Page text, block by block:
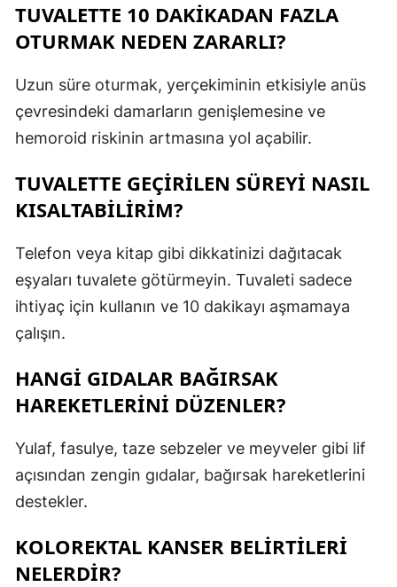
TUVALETTE 10 DAKIKADAN FAZLA
OTURMAK NEDEN ZARARLI?
Uzun süre oturmak, yerçekiminin etkisiyle anüs
çevresindeki damarların genişlemesine ve
hemoroid riskinin artmasına yol açabilir.
TUVALETTE GEÇIRILEN SÜREYI NASIL
KISALTABILIRIM?
Telefon veya kitap gibi dikkatinizi dağıtacak
eşyaları tuvalete götürmeyin. Tuvaleti sadece
ihtiyaç için kullanın ve 10 dakikayı aşmamaya
çalışın.
HANGI GIDALAR BAĞIRSAK
HAREKETLERINI DÜZENLER?
Yulaf, fasulye, taze sebzeler ve meyveler gibi lif
açısından zengin gıdalar, bağırsak hareketlerini
destekler.
KOLOREKTAL KANSER BELIRTILERI
NELERDIR?